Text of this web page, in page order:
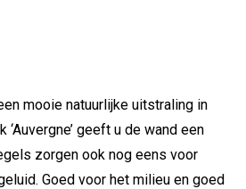
mooie natuurlijke uitstraling in
‘Auvergne’ geeft u de wand een
zorgen ook nog eens voor
Goed voor het milieu en goed